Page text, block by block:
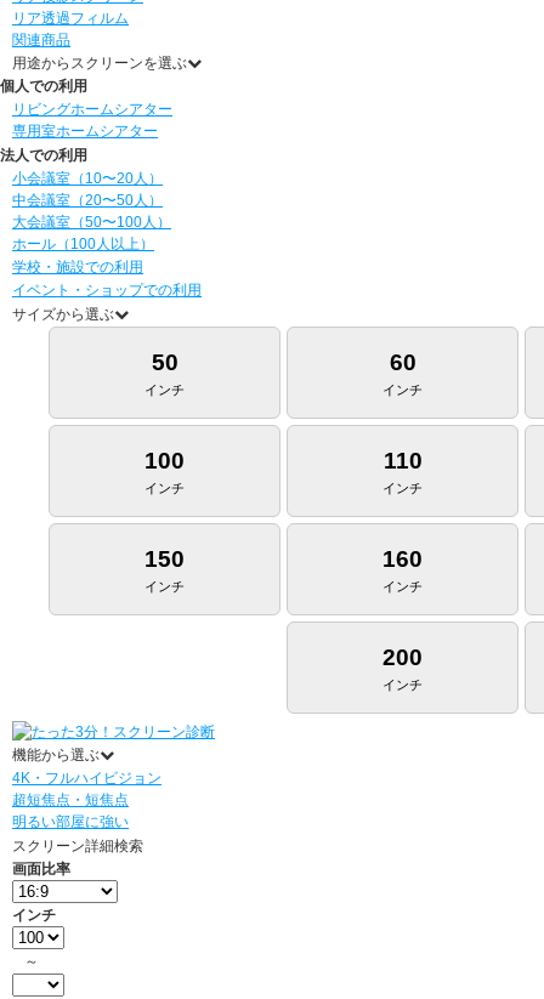
リア透過フィルム
関連商品
用途からスクリーンを選ぶ
個人での利用
リビングホームシアター
専用室ホームシアター
法人での利用
小会議室（10〜20人）
中会議室（20〜50人）
大会議室（50〜100人）
ホール（100人以上）
学校・施設での利用
イベント・ショップでの利用
サイズから選ぶ
50
インチ
60
インチ
100
インチ
110
インチ
150
インチ
160
インチ
200
インチ
機能から選ぶ
4K・フルハイビジョン
超短焦点・短焦点
明るい部屋に強い
スクリーン詳細検索
画面比率
インチ
～